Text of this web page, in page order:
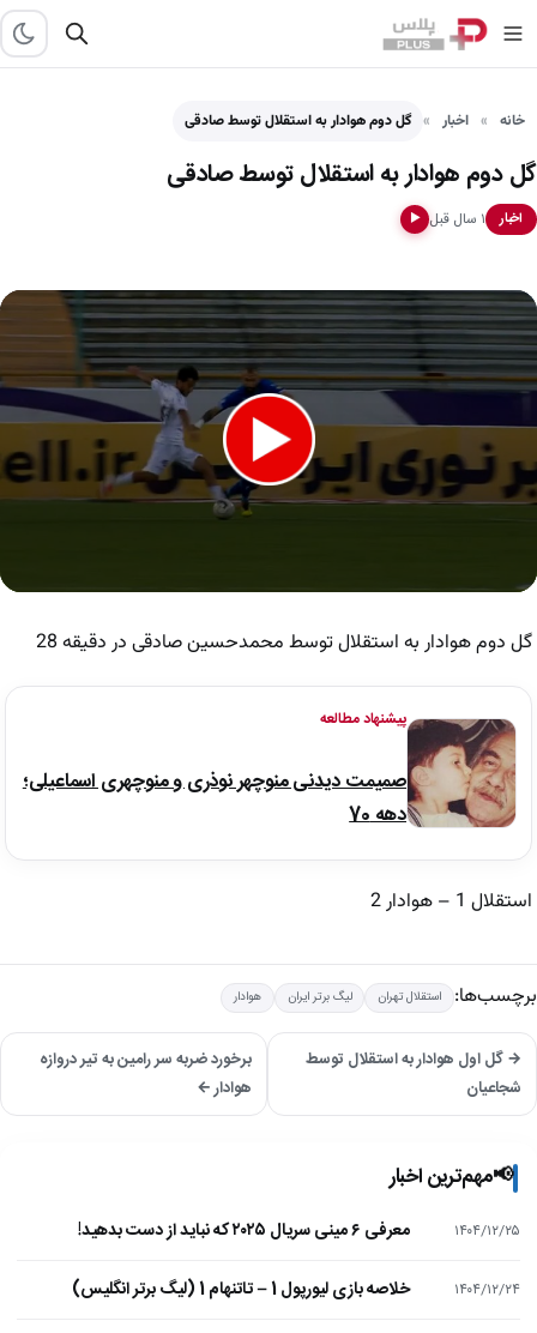
خانه اخبار گل دوم هوادار به استقلال توسط صادقی
گل دوم هوادار به استقلال توسط صادقی
اخبار ۱ سال قبل ▶
گل دوم هوادار به استقلال توسط محمدحسین صادقی در دقیقه 28
پیشنهاد مطالعه
صمیمت دیدنی منوچهر نوذری و منوچهری اسماعیلی؛
دهه 70
استقلال 1 – هوادار 2
برچسب‌ها: استقلال تهران لیگ برتر ایران هوادار
→ گل اول هوادار به استقلال توسط
شجاعیان
برخورد ضربه سر رامین به تیر دروازه
هوادار ←
📢مهم‌ترین اخبار
۱۴۰۴/۱۲/۲۵ معرفی ۶ مینی سریال ۲۰۲۵ که نباید از دست بدهید!
۱۴۰۴/۱۲/۲۴ خلاصه بازی لیورپول 1 – تاتنهام 1 (لیگ برتر انگلیس)